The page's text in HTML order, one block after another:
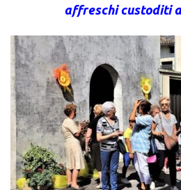
affreschi custoditi